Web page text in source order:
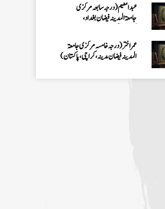
عبدالمقیم (درجہ سابعہ مرکزی
جامعۃالمدینہ فیضان بغداد،
عمر اختر (درجہ خامسہ مرکزی جامعۃ
المدینہ فیضان مدینہ ،کراچی،پاکستان)